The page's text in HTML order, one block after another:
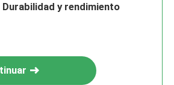
Durabilidad y rendimiento